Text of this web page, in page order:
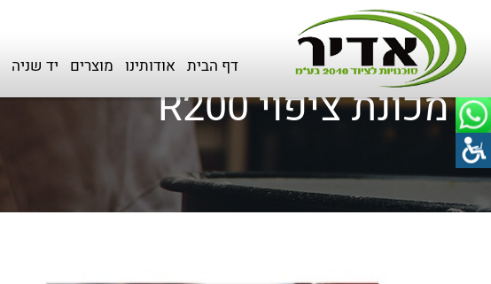
דף הבית אודותינו מוצרים יד שניה
דף הבית>כל המוצרים>שוקולד
מכונת ציפוי R200